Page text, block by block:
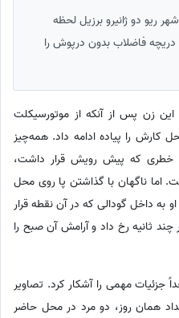
ریو دو ژانیرو ⁧‫برزیل‬⁩ لحظه
فاضلاب بدون درپوش را
این زن پس از آنکه از موتورسیکلت
کارش را پیاده ادامه داد. همه‌چیز
خطری که پیش رویش قرار داشت،
ناگهان با گذاشتن پا روی محل
به داخل گودالی که در آن نقطه قرار
ثانیه رخ داد و آرامش آن صبح را
جزئیات مهمی را آشکار کرد. تصاویر
که حدود ساعت 2 بامداد همان روز، دو مرد در محل حاضر